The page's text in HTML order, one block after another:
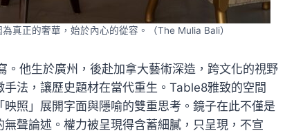
真正的奢華，始於內心的從容。（The Mulia Bali）
他生於廣州，後赴加拿大藝術深造，跨文化的視野
法，讓歷史題材在當代重生。Table8雅致的空間
照」展開字面與隱喻的雙重思考。鏡子在此不僅是
聲論述。權力被呈現得含蓄細膩，只呈現，不宣